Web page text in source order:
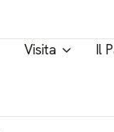
Visita Il